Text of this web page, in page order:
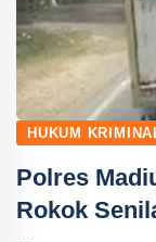
HUKUM
Polres
Rokok